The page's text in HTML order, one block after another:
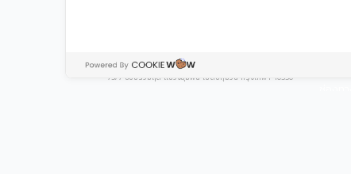
Pocket WiFi เช่าที่ไทย ใช้ได้ทั่วโลก บริการ WiFi ทั้งในประเทศและ
ไปต่างประเทศ
73/7 ซอยร่วมฤดี แขวงลุมพินี เขตปทุมวัน กรุงเทพฯ 10330